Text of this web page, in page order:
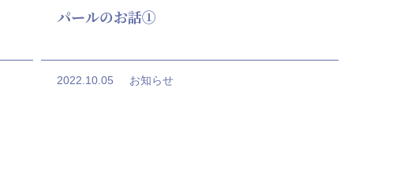
パールのお話①
2022.10.05 お知らせ